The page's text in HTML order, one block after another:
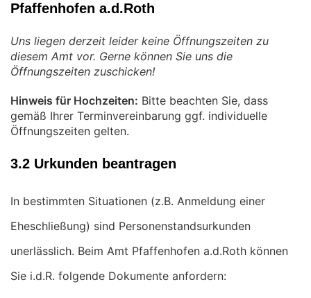
Pfaffenhofen a.d.Roth
Uns liegen derzeit leider keine Öffnungszeiten zu
diesem Amt vor. Gerne können Sie uns die
Öffnungszeiten zuschicken!
Hinweis für Hochzeiten: Bitte beachten Sie, dass
gemäß Ihrer Terminvereinbarung ggf. individuelle
Öffnungszeiten gelten.
3.2 Urkunden beantragen
In bestimmten Situationen (z.B. Anmeldung einer
Eheschließung) sind Personenstandsurkunden
unerlässlich. Beim Amt Pfaffenhofen a.d.Roth können
Sie i.d.R. folgende Dokumente anfordern: